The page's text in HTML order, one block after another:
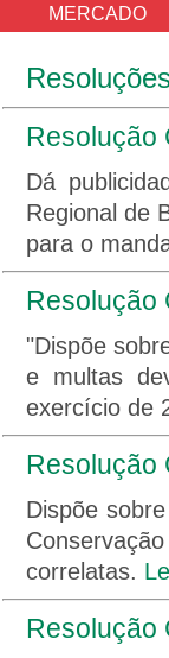
MERCADO
Resolução
Dá
Regional de
para o
Resolução
"Dispõe
e multas
exercício de
Resolução
Dispõe
correlatas.
Resolução